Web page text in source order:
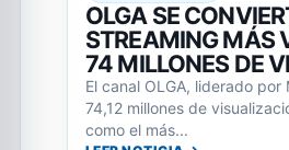
OLGA SE
STREAMING MÁS
74 MILLONES DE
El canal OLGA, liderado
74,12 millones de
como el más...